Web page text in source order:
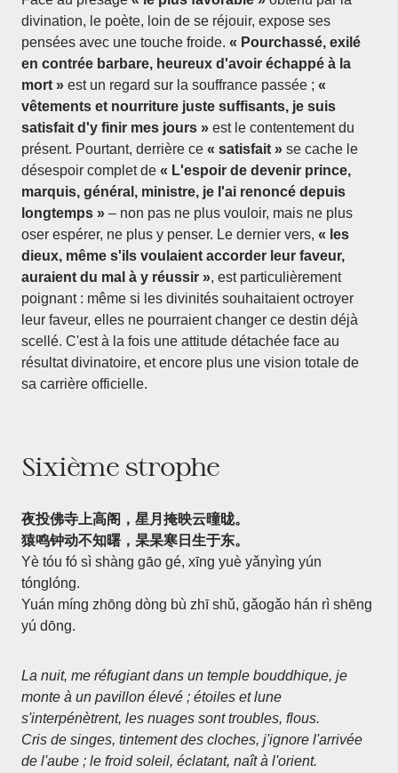
divination, le poète, loin de se réjouir, expose ses
pensées avec une touche froide. « Pourchassé, exilé
en contrée barbare, heureux d'avoir échappé à la
mort » est un regard sur la souffrance passée ; «
vêtements et nourriture juste suffisants, je suis
satisfait d'y finir mes jours » est le contentement du
présent. Pourtant, derrière ce « satisfait » se cache le
désespoir complet de « L'espoir de devenir prince,
marquis, général, ministre, je l'ai renoncé depuis
longtemps » – non pas ne plus vouloir, mais ne plus
oser espérer, ne plus y penser. Le dernier vers, « les
dieux, même s'ils voulaient accorder leur faveur,
auraient du mal à y réussir », est particulièrement
poignant : même si les divinités souhaitaient octroyer
leur faveur, elles ne pourraient changer ce destin déjà
scellé. C'est à la fois une attitude détachée face au
résultat divinatoire, et encore plus une vision totale de
sa carrière officielle.
Sixième strophe
夜投佛寺上高阁，星月掩映云曈昽。
猿鸣钟动不知曙，杲杲寒日生于东。
Yè tóu fó sì shàng gāo gé, xīng yuè yǎnyìng yún
tónglóng.
Yuán míng zhōng dòng bù zhī shǔ, gǎogǎo hán rì shēng
yú dōng.
La nuit, me réfugiant dans un temple bouddhique, je
monte à un pavillon élevé ; étoiles et lune
s'interpénètrent, les nuages sont troubles, flous.
Cris de singes, tintement des cloches, j'ignore l'arrivée
de l'aube ; le froid soleil, éclatant, naît à l'orient.